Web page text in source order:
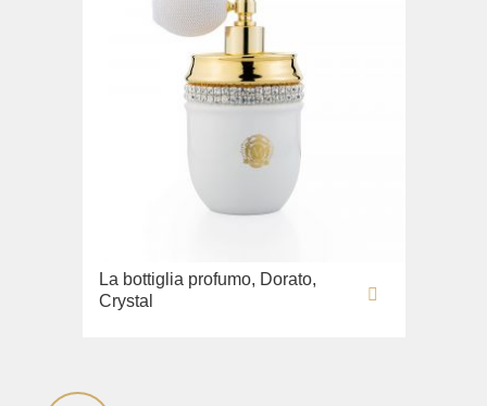
La bottiglia profumo, Dorato,
Crystal